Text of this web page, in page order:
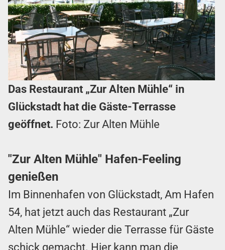
Das Restaurant „Zur Alten Mühle“ in
Glückstadt hat die Gäste-Terrasse
geöffnet. Foto: Zur Alten Mühle
"Zur Alten Mühle" Hafen-Feeling
genießen
Im Binnenhafen von Glückstadt, Am Hafen
54, hat jetzt auch das Restaurant „Zur
Alten Mühle“ wieder die Terrasse für Gäste
schick gemacht. Hier kann man die